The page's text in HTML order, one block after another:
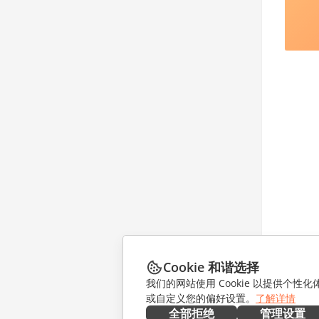
Cookie 和谐选择
我们的网站使用 Cookie 以提供个性化
或自定义您的偏好设置。 了解详情
全部拒绝 管理设置